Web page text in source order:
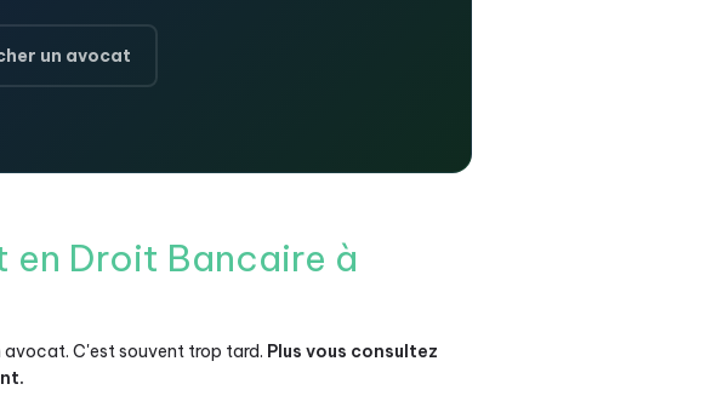
un avocat
en Droit Bancaire à
C'est souvent trop tard. Plus vous consultez